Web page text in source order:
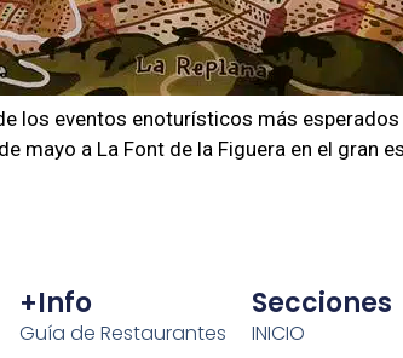
los eventos enoturísticos más
mayo a La Font de la Figuera en el gran
+info
Guía de Restaurantes
Secciones
INICIO